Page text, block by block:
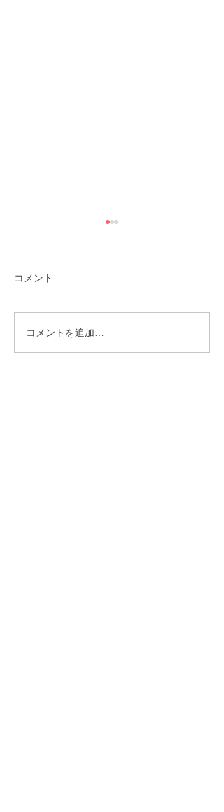
福岡市植物園「ときめき
ショップ」に出店してい
コメント
コメントを追加…